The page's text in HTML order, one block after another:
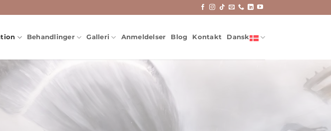
Behandlinger Galleri Anmeldelser Blog Kontakt Dansk